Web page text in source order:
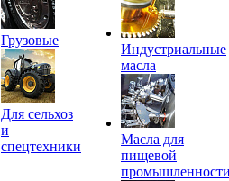
Грузовые
Для сельхоз
и
спецтехники
Индустриальные
масла
Масла для
пищевой